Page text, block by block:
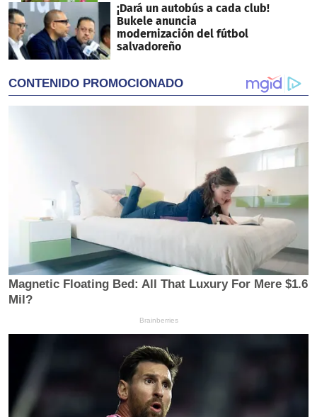
¡Dará un autobús a cada club!
Bukele anuncia
modernización del fútbol
salvadoreño